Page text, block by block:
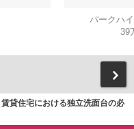
パークハ
39
賃貸住宅における独立洗面台の必